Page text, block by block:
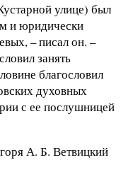
улице) был
и юридически
– писал он. –
занять
благословил
духовных
с ее послушницей
А. Б. Ветвицкий